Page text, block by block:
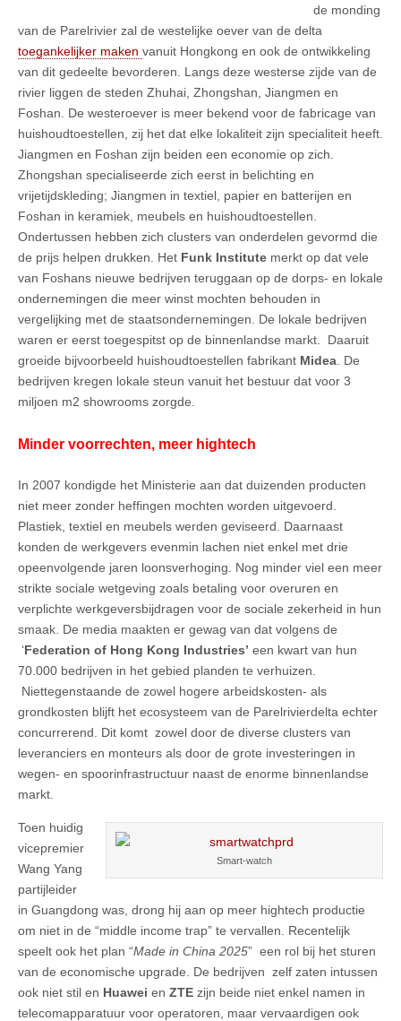
de monding
van de Parelrivier zal de westelijke oever van de delta
toegankelijker maken vanuit Hongkong en ook de ontwikkeling
van dit gedeelte bevorderen. Langs deze westerse zijde van de
rivier liggen de steden Zhuhai, Zhongshan, Jiangmen en
Foshan. De westeroever is meer bekend voor de fabricage van
huishoudtoestellen, zij het dat elke lokaliteit zijn specialiteit heeft.
Jiangmen en Foshan zijn beiden een economie op zich.
Zhongshan specialiseerde zich eerst in belichting en
vrijetijdskleding; Jiangmen in textiel, papier en batterijen en
Foshan in keramiek, meubels en huishoudtoestellen.
Ondertussen hebben zich clusters van onderdelen gevormd die
de prijs helpen drukken. Het Funk Institute merkt op dat vele
van Foshans nieuwe bedrijven teruggaan op de dorps- en lokale
ondernemingen die meer winst mochten behouden in
vergelijking met de staatsondernemingen. De lokale bedrijven
waren er eerst toegespitst op de binnenlandse markt. Daaruit
groeide bijvoorbeeld huishoudtoestellen fabrikant Midea. De
bedrijven kregen lokale steun vanuit het bestuur dat voor 3
miljoen m2 showrooms zorgde.
Minder voorrechten, meer hightech
In 2007 kondigde het Ministerie aan dat duizenden producten
niet meer zonder heffingen mochten worden uitgevoerd.
Plastiek, textiel en meubels werden geviseerd. Daarnaast
konden de werkgevers evenmin lachen niet enkel met drie
opeenvolgende jaren loonsverhoging. Nog minder viel een meer
strikte sociale wetgeving zoals betaling voor overuren en
verplichte werkgeversbijdragen voor de sociale zekerheid in hun
smaak. De media maakten er gewag van dat volgens de
‘Federation of Hong Kong Industries’ een kwart van hun
70.000 bedrijven in het gebied planden te verhuizen.
Niettegenstaande de zowel hogere arbeidskosten- als
grondkosten blijft het ecosysteem van de Parelrivierdelta echter
concurrerend. Dit komt zowel door de diverse clusters van
leveranciers en monteurs als door de grote investeringen in
wegen- en spoorinfrastructuur naast de enorme binnenlandse
markt.
Smart-watch
Toen huidig
vicepremier
Wang Yang
partijleider
in Guangdong was, drong hij aan op meer hightech productie
om niet in de “middle income trap” te vervallen. Recentelijk
speelt ook het plan “Made in China 2025” een rol bij het sturen
van de economische upgrade. De bedrijven zelf zaten intussen
ook niet stil en Huawei en ZTE zijn beide niet enkel namen in
telecomapparatuur voor operatoren, maar vervaardigen ook